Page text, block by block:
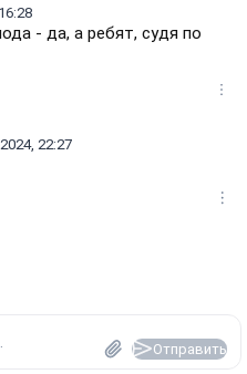
- да, а ребят, судя по
22:27
Отправить